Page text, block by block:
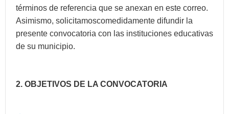
términos de referencia que se anexan en este correo.
Asimismo, solicitamoscomedidamente difundir la
presente convocatoria con las instituciones educativas
de su municipio.
2. OBJETIVOS DE LA CONVOCATORIA